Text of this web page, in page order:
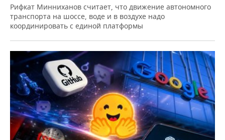
Рифкат Минниханов считает, что движение автономного
транспорта на шоссе, воде и в воздухе надо
координировать с единой платформы